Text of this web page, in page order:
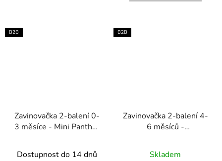
B2B
Zavinovačka 2-balení 0-
3 měsíce - Mini Panther
Dostupnost do 14 dnů
B2B
Zavinovačka 2-balení 4-
6 měsíců -
Skladem